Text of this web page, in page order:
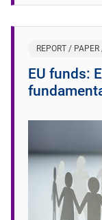
REPORT /
EU funds: